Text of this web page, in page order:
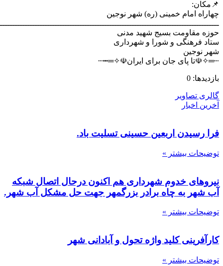
امام خمینی (ره) شهر نوجین
بسیج شهید مدنی
و شورا و شهرداری
پای جان برای ایران☫✧═┅┄
0
اربعین حسینی تسلیت باد.
بیشتر »
خدوم شهرداری هم اکنون درحال اتصال شبکه
به چاه برادر بزرگمهر جهت حل مشکل آب شهر.
بیشتر »
کلید واژه تحول و آبادانی شهر
بیشتر »